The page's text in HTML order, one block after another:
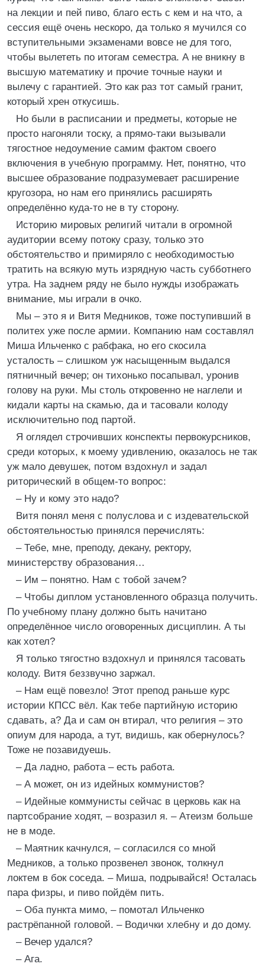
на лекции и пей пиво, благо есть с кем и на что, а
сессия ещё очень нескоро, да только я мучился со
вступительными экзаменами вовсе не для того,
чтобы вылететь по итогам семестра. А не вникну в
высшую математику и прочие точные науки и
вылечу с гарантией. Это как раз тот самый гранит,
который хрен откусишь.
Но были в расписании и предметы, которые не
просто нагоняли тоску, а прямо-таки вызывали
тягостное недоумение самим фактом своего
включения в учебную программу. Нет, понятно, что
высшее образование подразумевает расширение
кругозора, но нам его принялись расширять
определённо куда-то не в ту сторону.
Историю мировых религий читали в огромной
аудитории всему потоку сразу, только это
обстоятельство и примиряло с необходимостью
тратить на всякую муть изрядную часть субботнего
утра. На заднем ряду не было нужды изображать
внимание, мы играли в очко.
Мы – это я и Витя Медников, тоже поступивший в
политех уже после армии. Компанию нам составлял
Миша Ильченко с рабфака, но его скосила
усталость – слишком уж насыщенным выдался
пятничный вечер; он тихонько посапывал, уронив
голову на руки. Мы столь откровенно не наглели и
кидали карты на скамью, да и тасовали колоду
исключительно под партой.
Я оглядел строчивших конспекты первокурсников,
среди которых, к моему удивлению, оказалось не так
уж мало девушек, потом вздохнул и задал
риторический в общем-то вопрос:
– Ну и кому это надо?
Витя понял меня с полуслова и с издевательской
обстоятельностью принялся перечислять:
– Тебе, мне, преподу, декану, ректору,
министерству образования…
– Им – понятно. Нам с тобой зачем?
– Чтобы диплом установленного образца получить.
По учебному плану должно быть начитано
определённое число оговоренных дисциплин. А ты
как хотел?
Я только тягостно вздохнул и принялся тасовать
колоду. Витя беззвучно заржал.
– Нам ещё повезло! Этот препод раньше курс
истории КПСС вёл. Как тебе партийную историю
сдавать, а? Да и сам он втирал, что религия – это
опиум для народа, а тут, видишь, как обернулось?
Тоже не позавидуешь.
– Да ладно, работа – есть работа.
– А может, он из идейных коммунистов?
– Идейные коммунисты сейчас в церковь как на
партсобрание ходят, – возразил я. – Атеизм больше
не в моде.
– Маятник качнулся, – согласился со мной
Медников, а только прозвенел звонок, толкнул
локтем в бок соседа. – Миша, подрывайся! Осталась
пара физры, и пиво пойдём пить.
– Оба пункта мимо, – помотал Ильченко
растрёпанной головой. – Водички хлебну и до дому.
– Вечер удался?
– Ага.